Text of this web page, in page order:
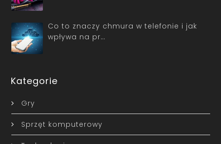
Co to znaczy chmura w telefonie i jak
wpływa na pr…
Kategorie
Gry
Sprzęt komputerowy